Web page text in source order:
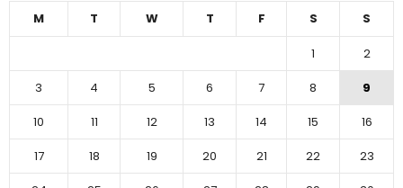
M T W T F S S
1
2
3
4 5 6 7 8
9
10
11 12 13 14 15
16
17
18 19 20 21 22
23